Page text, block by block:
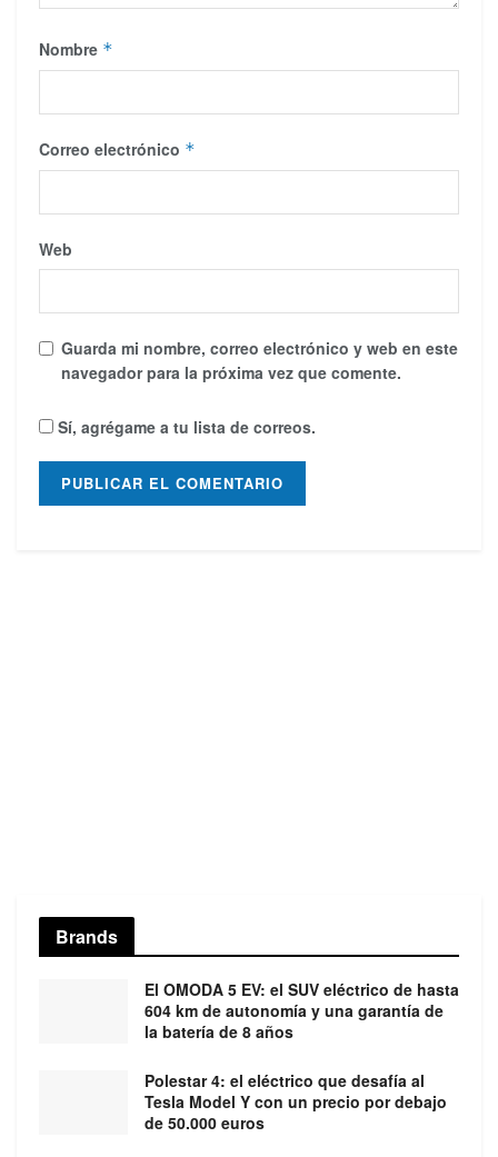
Nombre *
Correo electrónico *
Web
Guarda mi nombre, correo electrónico y web en este
navegador para la próxima vez que comente.
Sí, agrégame a tu lista de correos.
Brands
El OMODA 5 EV: el SUV eléctrico de hasta
604 km de autonomía y una garantía de
la batería de 8 años
Polestar 4: el eléctrico que desafía al
Tesla Model Y con un precio por debajo
de 50.000 euros